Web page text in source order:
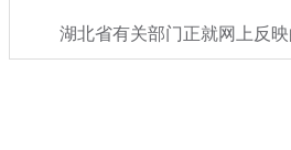
湖北省有关部门正就网上反映